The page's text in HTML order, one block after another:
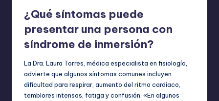
¿Qué síntomas puede
presentar una persona con
síndrome de inmersión?
La Dra. Laura Torres, médica especialista en fisiología,
advierte que algunos síntomas comunes incluyen
dificultad para respirar, aumento del ritmo cardíaco,
temblores intensos, fatiga y confusión. «En algunos